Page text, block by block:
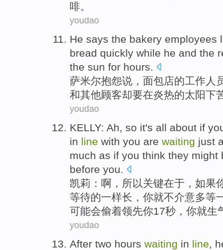
啡。
youdao
He says the bakery employees
bread quickly while he and the
the sun for hours.
萨米尔抱怨说 ， 面包店的工作人
和其他顾客却要在炎热的太阳下
youdao
KELLY: Ah, so it's all about if
in line with you are waiting just
much as if you think they might
before you.
凯莉 ： 啊 ， 所以关键在于 ， 如果
等待的一样长 ，你就不介意多等
可能会偷着领先你17秒，你就生
youdao
After two hours waiting in line